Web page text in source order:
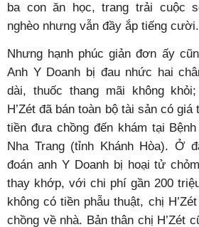
ba con ăn học, trang trải cuộc
nghèo nhưng vẫn đầy ắp tiếng cười.
Nhưng hạnh phúc giản đơn ấy
Anh Y Doanh bị đau nhức hai
dài, thuốc thang mãi không
H’Zét đã bán toàn bộ tài sản có
tiền đưa chồng đến khám tại
Nha Trang (tỉnh Khánh Hòa). Ở
đoán anh Y Doanh bị hoại tử
thay khớp, với chi phí gần 200
không có tiền phẫu thuật, chị
chồng về nhà. Bản thân chị H’Zét